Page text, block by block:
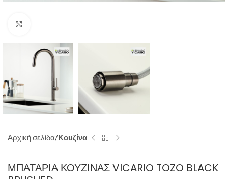
Αρχική σελίδα Κουζίνα
ΜΠΑΤΑΡΊΑ ΚΟΥΖΊΝΑΣ VICARIO TOZO BLACK